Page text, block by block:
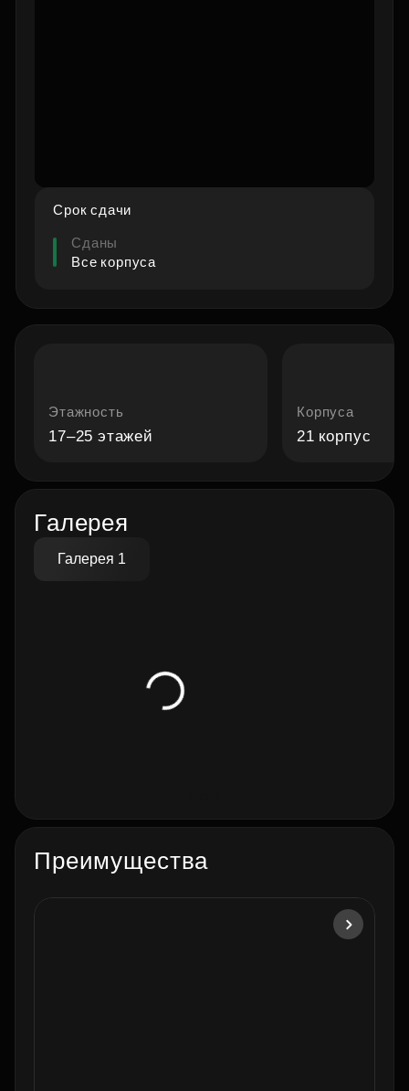
Видео о проекте
Срок сдачи
Сданы
Все корпуса
Этажность
17–25 этажей
Корпуса
21 корпус
Галерея
Галерея 1
Преимущества